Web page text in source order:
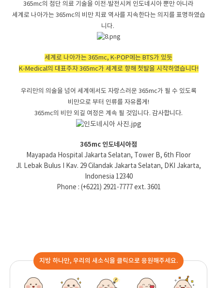
365mc의 첨단 의료 기술을 이전·발전시켜 인도네시아 뿐만 아니라
세계로 나아가는 365mc의 비만 치료 역사를 지속한다는 의지를 표명하였습
니다.
세계로 나아가는 365mc, K-POP에는 BTS가 있듯
K-Medical의 대표주자 365mc가 세계로 향해 첫발을 시작하였습니다!
우리만의 의술을 넘어 세계에서도 자랑스러운 365mc가 될 수 있도록
비만으로 부터 인류를 자유롭게!
365mc의 비만 외길 여정은 계속 될 것입니다. 감사합니다.
365mc 인도네시아점
Mayapada Hospital Jakarta Selatan, Tower B, 6th Floor
Jl. Lebak Bulus I Kav. 29 CilandakJakarta Selatan, DKI Jakarta,
Indonesia 12340
Phone : (+6221) 2921-7777 ext. 3601
지방 하나만, 우리의 새소식을 클릭으로 응원해주세요.